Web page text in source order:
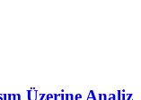
Üzerine Analiz